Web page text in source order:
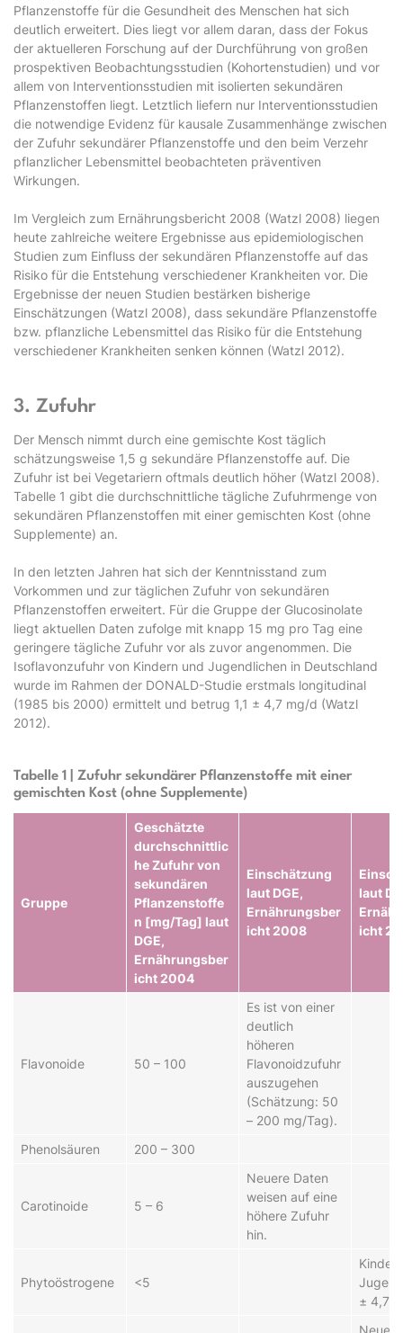
Pflanzenstoffe für die Gesundheit des Menschen hat sich
deutlich erweitert. Dies liegt vor allem daran, dass der Fokus
der aktuelleren Forschung auf der Durchführung von großen
prospektiven Beobachtungsstudien (Kohortenstudien) und vor
allem von Interventionsstudien mit isolierten sekundären
Pflanzenstoffen liegt. Letztlich liefern nur Interventionsstudien
die notwendige Evidenz für kausale Zusammenhänge zwischen
der Zufuhr sekundärer Pflanzenstoffe und den beim Verzehr
pflanzlicher Lebensmittel beobachteten präventiven
Wirkungen.
Im Vergleich zum Ernährungsbericht 2008 (Watzl 2008) liegen
heute zahlreiche weitere Ergebnisse aus epidemiologischen
Studien zum Einfluss der sekundären Pflanzenstoffe auf das
Risiko für die Entstehung verschiedener Krankheiten vor. Die
Ergebnisse der neuen Studien bestärken bisherige
Einschätzungen (Watzl 2008), dass sekundäre Pflanzenstoffe
bzw. pflanzliche Lebensmittel das Risiko für die Entstehung
verschiedener Krankheiten senken können (Watzl 2012).
3. Zufuhr
Der Mensch nimmt durch eine gemischte Kost täglich
schätzungsweise 1,5 g sekundäre Pflanzenstoffe auf. Die
Zufuhr ist bei Vegetariern oftmals deutlich höher (Watzl 2008).
Tabelle 1 gibt die durchschnittliche tägliche Zufuhrmenge von
sekundären Pflanzenstoffen mit einer gemischten Kost (ohne
Supplemente) an.
In den letzten Jahren hat sich der Kenntnisstand zum
Vorkommen und zur täglichen Zufuhr von sekundären
Pflanzenstoffen erweitert. Für die Gruppe der Glucosinolate
liegt aktuellen Daten zufolge mit knapp 15 mg pro Tag eine
geringere tägliche Zufuhr vor als zuvor angenommen. Die
Isoflavonzufuhr von Kindern und Jugendlichen in Deutschland
wurde im Rahmen der DONALD-Studie erstmals longitudinal
(1985 bis 2000) ermittelt und betrug 1,1 ± 4,7 mg/d (Watzl
2012).
Tabelle 1 | Zufuhr sekundärer Pflanzenstoffe mit einer
gemischten Kost (ohne Supplemente)
Gruppe
Geschätzte
durchschnittlic
he Zufuhr von
sekundären
Pflanzenstoffe
n [mg/Tag] laut
DGE,
Ernährungsber
icht 2004
Einschätzung
laut DGE,
Ernährungsber
icht 2008
laut
icht
Flavonoide 50 – 100
Es ist von einer
deutlich
höheren
Flavonoidzufuhr
auszugehen
(Schätzung: 50
– 200 mg/Tag).
Phenolsäuren
200 – 300
Carotinoide 5 – 6
Neuere Daten
weisen auf eine
höhere Zufuhr
hin.
Phytoöstrogene <5
Kinder
± 4,7